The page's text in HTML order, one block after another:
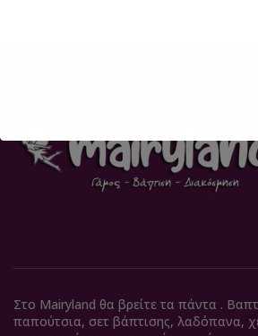
Στο Mairyland θα βρείτε τα πάντα .
παπούτσια, σετ βάπτισης, λαδόπανα,